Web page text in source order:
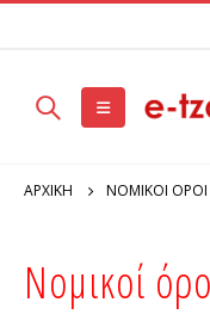
ΑΡΧΙΚΉ ΝΟΜΙΚΟΊ
Νομικοί